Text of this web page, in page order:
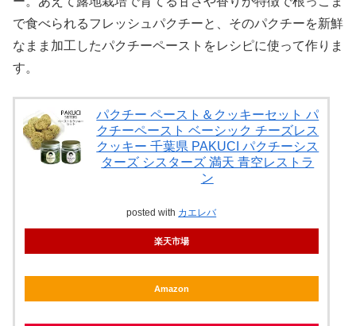
で食べられるフレッシュパクチーと、そのパクチーを新鮮
なまま加工したパクチーペーストをレシピに使って作りま
す。
パクチー ペースト＆クッキーセット パ
クチーペースト ベーシック チーズレス
クッキー 千葉県 PAKUCI パクチーシス
ターズ シスターズ 満天 青空レストラ
ン
posted with カエレバ
楽天市場
Amazon